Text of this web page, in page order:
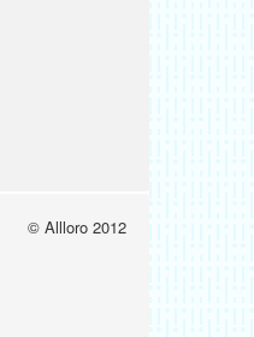
© Allloro 2012